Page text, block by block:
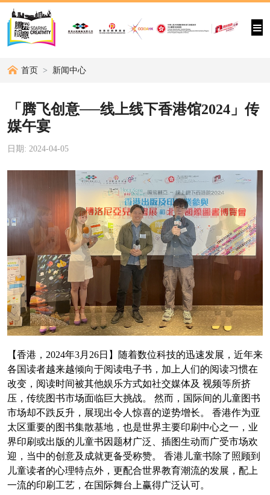
首页 新闻中心
「腾飞创意──线上线下香港馆2024」传
媒午宴
日期: 2024-04-05
【香港，2024年3月26日】随着数位科技的迅速发展，近年来
各国读者越来越倾向于阅读电子书，加上人们的阅读习惯在
改变，阅读时间被其他娱乐方式如社交媒体及 视频等所挤
压，传统图书市场面临巨大挑战。 然而，国际间的儿童图书
市场却不跌反升，展现出令人惊喜的逆势增长。 香港作为亚
太区重要的图书集散基地，也是世界主要印刷中心之一，业
界印刷或出版的儿童书因题材广泛、插图生动而广受市场欢
迎，当中的创意及成就更备受称赞。 香港儿童书除了照顾到
儿童读者的心理特点外，更配合世界教育潮流的发展，配上
一流的印刷工艺，在国际舞台上赢得广泛认可。